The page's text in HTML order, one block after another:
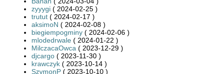
zyyygi ( 2024-02-25 )
trutut ( 2024-02-17 )
aksimoN ( 2024-02-08 )
biegiempogminy ( 2024-02-06 )
mlodedrwale ( 2024-01-22 )
MilczacaOwca ( 2023-12-29 )
djcargo ( 2023-11-30 )
krawczyk ( 2023-10-14 )
SzymonP ( 2023-10-10 )